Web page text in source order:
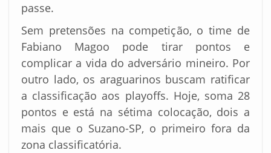
passe.
Sem pretensões na competição, o time de
Fabiano Magoo pode tirar pontos e
complicar a vida do adversário mineiro. Por
outro lado, os araguarinos buscam ratificar
a classificação aos playoffs. Hoje, soma 28
pontos e está na sétima colocação, dois a
mais que o Suzano-SP, o primeiro fora da
zona classificatória.